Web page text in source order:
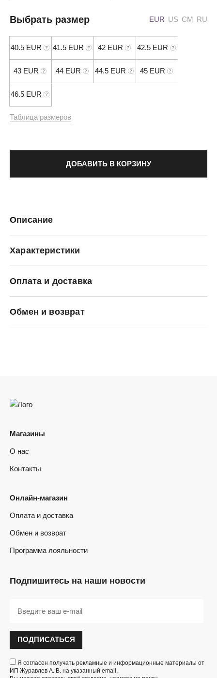
Выбрать размер EUR US CM RU
40.5 EUR 41.5 EUR 42 EUR 42.5 EUR
43 EUR 44 EUR 44.5 EUR 45 EUR
46.5 EUR
Таблица размеров
ДОБАВИТЬ В КОРЗИНУ
Описание
Характеристики
Оплата и доставка
Обмен и возврат
Магазины
О нас
Контакты
Онлайн-магазин
Оплата и доставка
Обмен и возврат
Программа лояльности
Подпишитесь на наши новости
ПОДПИСАТЬСЯ
Я согласен получать рекламные и информационные материалы от
ИП Журавлев А. В. на указанный email.